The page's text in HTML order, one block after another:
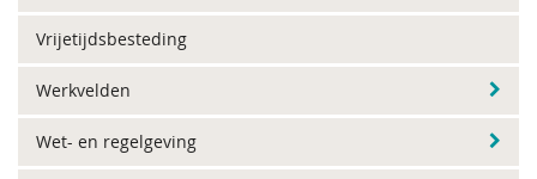
Vrijetijdsbesteding
Werkvelden
Wet- en regelgeving